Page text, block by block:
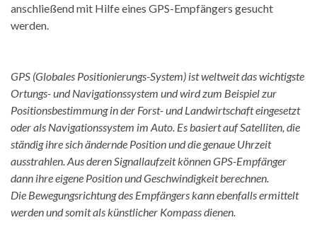
anschließend mit Hilfe eines GPS-Empfängers gesucht
werden.
GPS (Globales Positionierungs-System) ist weltweit das wichtigste
Ortungs- und Navigationssystem und wird zum Beispiel zur
Positionsbestimmung in der Forst- und Landwirtschaft eingesetzt
oder als Navigationssystem im Auto. Es basiert auf Satelliten, die
ständig ihre sich ändernde Position und die genaue Uhrzeit
ausstrahlen. Aus deren Signallaufzeit können GPS-Empfänger
dann ihre eigene Position und Geschwindigkeit berechnen.
Die Bewegungsrichtung des Empfängers kann ebenfalls ermittelt
werden und somit als künstlicher Kompass dienen.